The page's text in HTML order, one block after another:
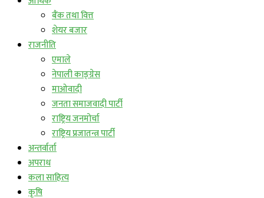
बैंक तथा वित्त
शेयर बजार
राजनीति
एमाले
नेपाली काङ्ग्रेस
माओवादी
जनता समाजवादी पार्टी
राष्ट्रिय जनमोर्चा
राष्ट्रिय प्रजातन्त्र पार्टी
अन्तर्वार्ता
अपराध
कला साहित्य
कृषि